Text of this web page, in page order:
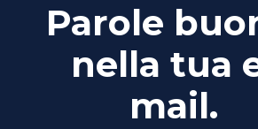
Parole
nella tua
mail.